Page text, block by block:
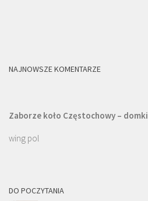
NAJNOWSZE KOMENTARZE
Zaborze koło Częstochowy – domki
wing pol
DO POCZYTANIA